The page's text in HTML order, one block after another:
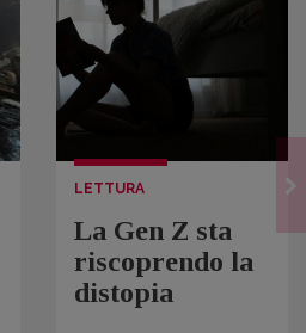
LETTURA
La Gen Z sta
riscoprendo la
distopia